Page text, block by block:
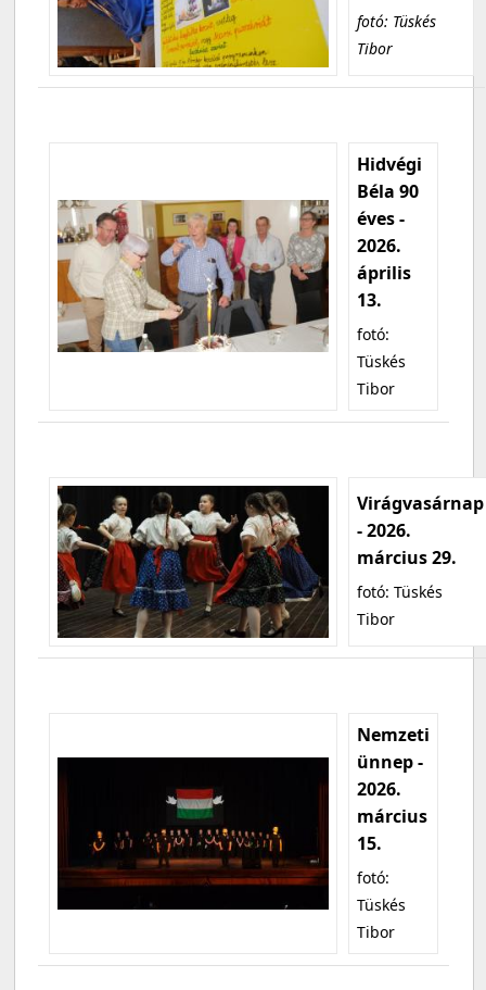
fotó: Tüskés
Tibor
Hidvégi
Béla 90
éves -
2026.
április
13.
fotó:
Tüskés
Tibor
Virágvasárnap
- 2026.
március 29.
fotó: Tüskés
Tibor
Nemzeti
ünnep -
2026.
március
15.
fotó:
Tüskés
Tibor